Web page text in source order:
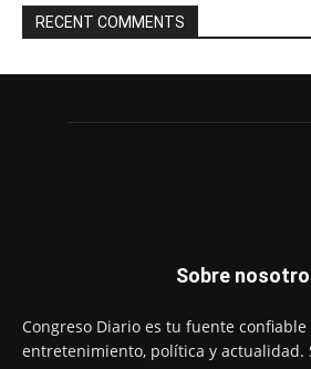
RECENT COMMENTS
Sobre
Congreso Diario es tu fuente
entretenimiento, política y actualidad.